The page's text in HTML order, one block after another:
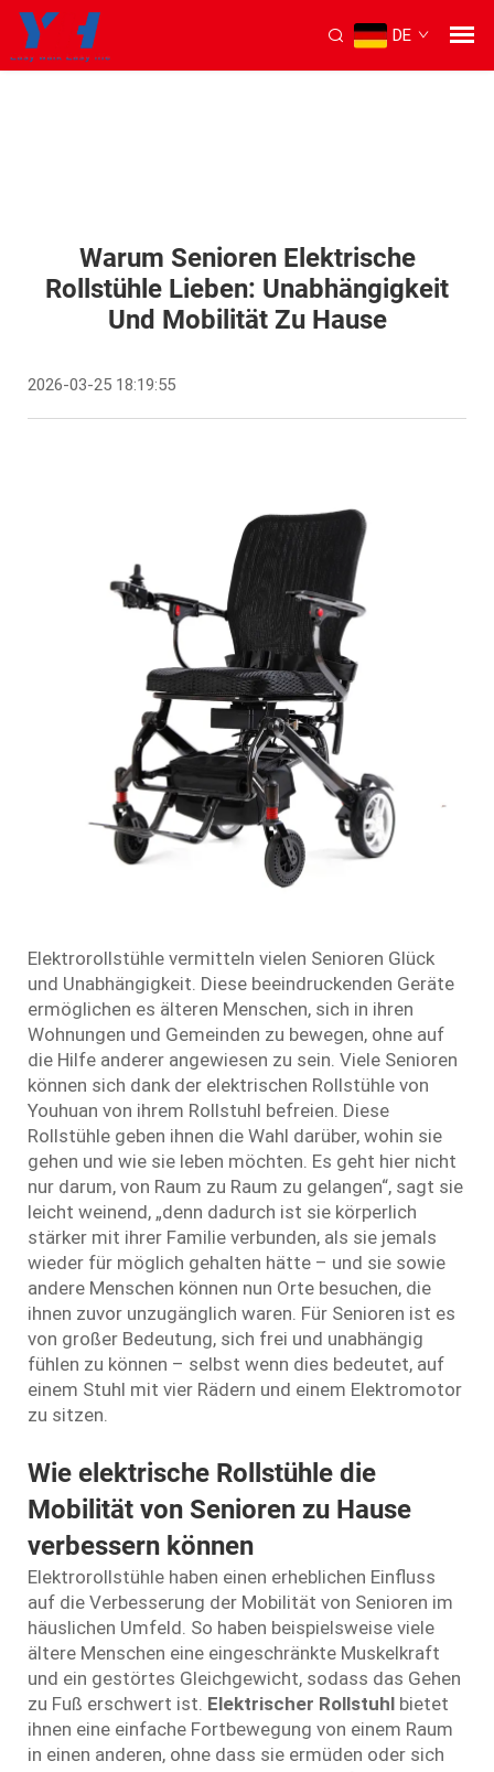
DE
Warum Senioren Elektrische
Rollstühle Lieben: Unabhängigkeit
Und Mobilität Zu Hause
2026-03-25 18:19:55
Elektrorollstühle vermitteln vielen Senioren Glück
und Unabhängigkeit. Diese beeindruckenden Geräte
ermöglichen es älteren Menschen, sich in ihren
Wohnungen und Gemeinden zu bewegen, ohne auf
die Hilfe anderer angewiesen zu sein. Viele Senioren
können sich dank der elektrischen Rollstühle von
Youhuan von ihrem Rollstuhl befreien. Diese
Rollstühle geben ihnen die Wahl darüber, wohin sie
gehen und wie sie leben möchten. Es geht hier nicht
nur darum, von Raum zu Raum zu gelangen“, sagt sie
leicht weinend, „denn dadurch ist sie körperlich
stärker mit ihrer Familie verbunden, als sie jemals
wieder für möglich gehalten hätte – und sie sowie
andere Menschen können nun Orte besuchen, die
ihnen zuvor unzugänglich waren. Für Senioren ist es
von großer Bedeutung, sich frei und unabhängig
fühlen zu können – selbst wenn dies bedeutet, auf
einem Stuhl mit vier Rädern und einem Elektromotor
zu sitzen.
Wie elektrische Rollstühle die
Mobilität von Senioren zu Hause
verbessern können
Elektrorollstühle haben einen erheblichen Einfluss
auf die Verbesserung der Mobilität von Senioren im
häuslichen Umfeld. So haben beispielsweise viele
ältere Menschen eine eingeschränkte Muskelkraft
und ein gestörtes Gleichgewicht, sodass das Gehen
zu Fuß erschwert ist. Elektrischer Rollstuhl bietet
ihnen eine einfache Fortbewegung von einem Raum
in einen anderen, ohne dass sie ermüden oder sich